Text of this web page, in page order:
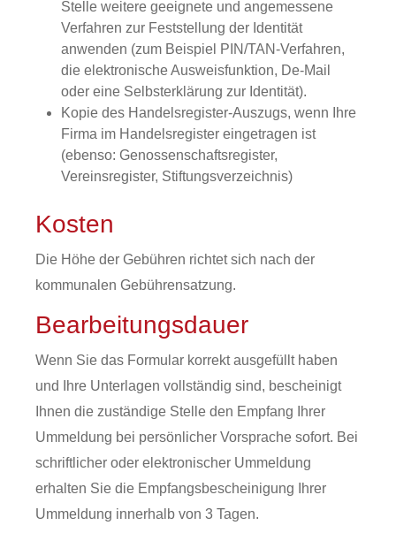
Stelle weitere geeignete und angemessene
Verfahren zur Feststellung der Identität
anwenden (zum Beispiel PIN/TAN-Verfahren,
die elektronische Ausweisfunktion, De-Mail
oder eine Selbsterklärung zur Identität).
Kopie des Handelsregister-Auszugs, wenn Ihre
Firma im Handelsregister eingetragen ist
(ebenso: Genossenschaftsregister,
Vereinsregister, Stiftungsverzeichnis)
Kosten
Die Höhe der Gebühren richtet sich nach der
kommunalen Gebührensatzung.
Bearbeitungsdauer
Wenn Sie das Formular korrekt ausgefüllt haben
und Ihre Unterlagen vollständig sind, bescheinigt
Ihnen die zuständige Stelle den Empfang Ihrer
Ummeldung bei persönlicher Vorsprache sofort. Bei
schriftlicher oder elektronischer Ummeldung
erhalten Sie die Empfangsbescheinigung Ihrer
Ummeldung innerhalb von 3 Tagen.